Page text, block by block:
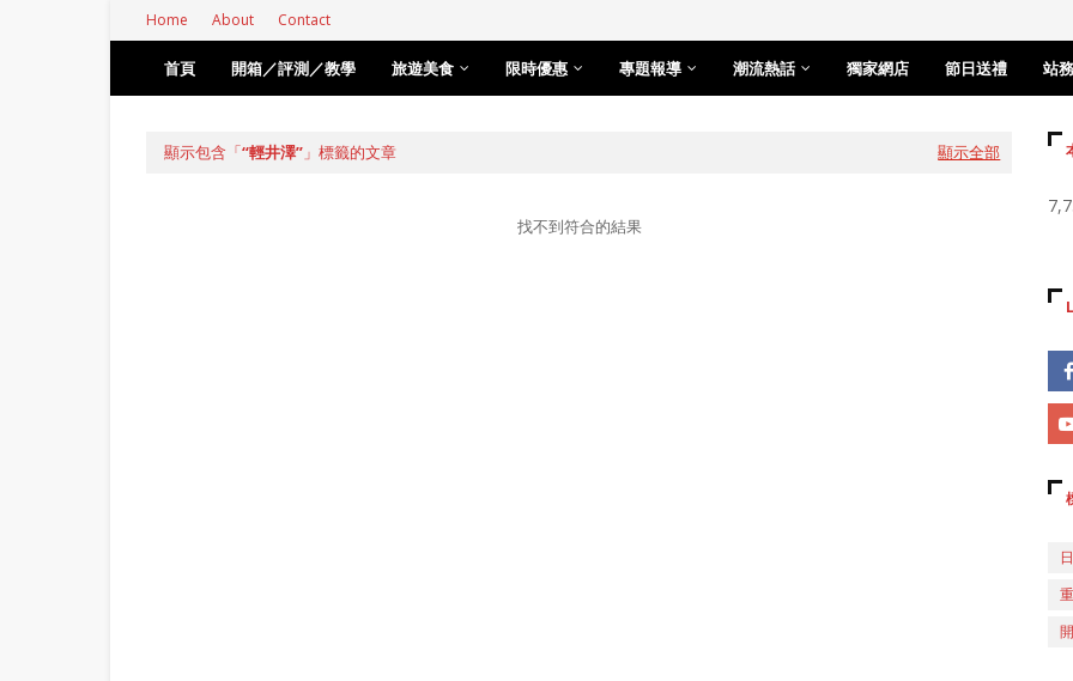
Home About Contact
首頁 開箱／評測／教學 旅遊美食 限時優惠 專題報導 潮流熱話 獨家網店 節日送禮 站
顯示包含「 輕井澤 」標籤的文章 顯示全部
找不到符合的結果